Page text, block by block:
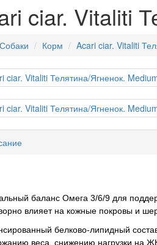
ciar. Vitaliti
Собаки Корм Acari ciar. Vitaliti
баланс Омега 3/6/9 для
влияет на кожные покровы и
белково-липидный
веса, снижению нагрузки на